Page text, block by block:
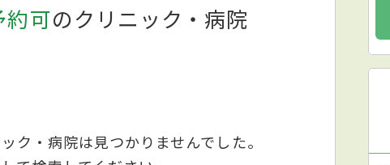
約可のクリニック・病院
ク・病院は見つかりませんでした。